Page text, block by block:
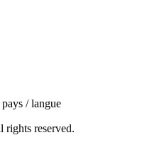
/ langue
rights reserved.